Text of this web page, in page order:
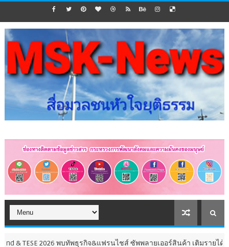
2026 พบทัพธุรกิจ&แฟรนไชส์ ซัพพลายเออร์สินค้า เติมรายได้ช่วยเศรษ